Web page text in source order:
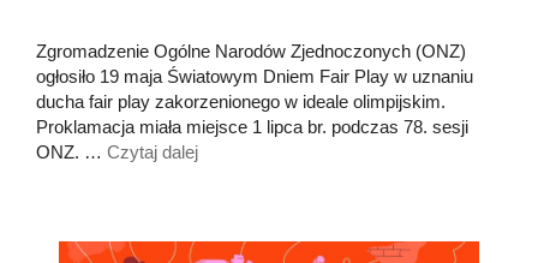
Zgromadzenie Ogólne Narodów Zjednoczonych (ONZ)
ogłosiło 19 maja Światowym Dniem Fair Play w uznaniu
ducha fair play zakorzenionego w ideale olimpijskim.
Proklamacja miała miejsce 1 lipca br. podczas 78. sesji
ONZ. … Czytaj dalej